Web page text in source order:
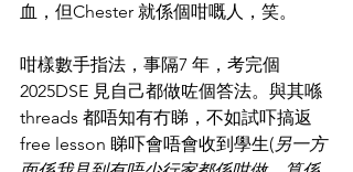
血，但Chester 就係個咁嘅人，笑。
咁樣數手指法，事隔7 年，考完個
2025DSE 見自己都做咗個答法。與其喺
threads 都唔知有冇睇，不如試吓搞返
free lesson 睇吓會唔會收到學生(另一方